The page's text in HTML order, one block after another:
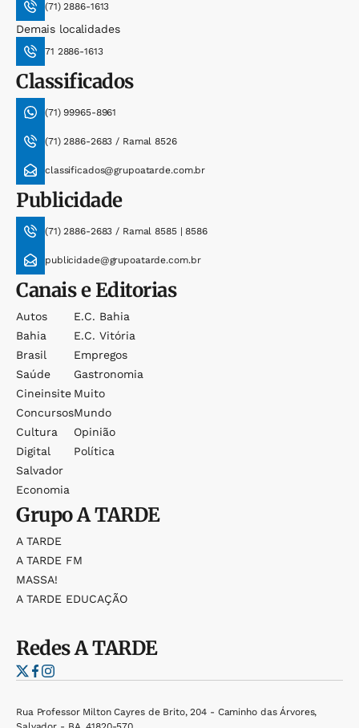
(71) 2886-1613
Demais localidades
71 2886-1613
Classificados
(71) 99965-8961
(71) 2886-2683 / Ramal 8526
classificados@grupoatarde.com.br
Publicidade
(71) 2886-2683 / Ramal 8585 | 8586
publicidade@grupoatarde.com.br
Canais e Editorias
Autos
Bahia
Brasil
Saúde
Cineinsite
Concursos
Cultura
Digital
Salvador
Economia
E.c. Bahia
E.c. Vitória
Empregos
Gastronomia
Muito
Mundo
Opinião
Política
GrupoA TARDE
A TARDE
A TARDE FM
MASSA!
A TARDE EDUCAÇÃO
RedesA TARDE
Rua Professor Milton Cayres de Brito, 204 - Caminho das Árvores,